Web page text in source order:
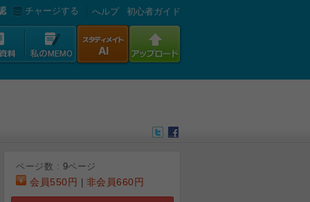
チャージする へルプ 初心者ガイド
ページ数 : 9ページ
会員550円 非会員660円